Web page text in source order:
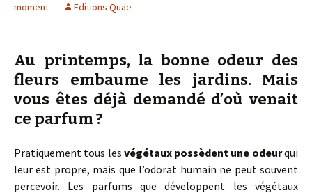
moment
Editions Quae
Au printemps, la bonne odeur des
fleurs embaume les jardins. Mais
vous êtes déjà demandé d’où venait
ce parfum ?
Pratiquement tous les végétaux possèdent une odeurqui
leur est propre, mais que l’odorat humain ne peut souvent
percevoir. Les parfums que développent les végétaux